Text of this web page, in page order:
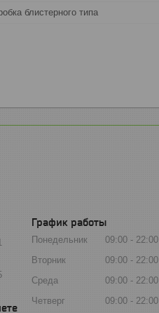
блистерного типа
График работы
Понедельник 09:00
22:00
Вторник
09:00
22:00
Среда
09:00
22:00
Четверг
09:00
22:00